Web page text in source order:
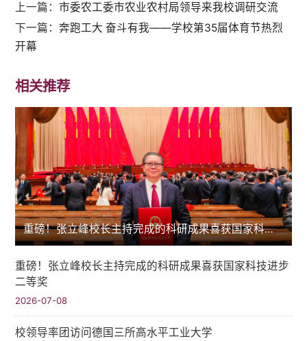
上一篇：市委农工委市农业农村局领导来我校调研交流
下一篇：奔跑工大 奋斗有我——学校第35届体育节热烈
开幕
相关推荐
重磅！张立峰校长主持完成的科研成果喜获国家科技进步二等奖
重磅！张立峰校长主持完成的科研成果喜获国家科技进步
二等奖
2026-07-08
校领导率团访问德国三所高水平工业大学